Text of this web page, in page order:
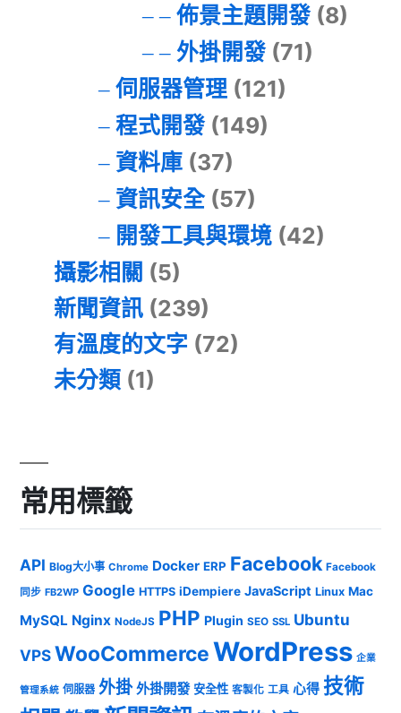
佈景主題開發(8)
外掛開發(71)
伺服器管理(121)
程式開發(149)
資料庫(37)
資訊安全(57)
開發工具與環境(42)
攝影相關 (5)
新聞資訊 (239)
有溫度的文字 (72)
未分類 (1)
常用標籤
API Blog大小事 Chrome Docker ERP Facebook Facebook
同步 FB2WP Google HTTPS iDempiere JavaScript Linux Mac
MySQL Nginx NodeJS PHP Plugin SEO SSL Ubuntu
VPSWooCommerceWordPress 企業
管理系統 伺服器 外掛 外掛開發 安全性 客製化 工具 心得 技術